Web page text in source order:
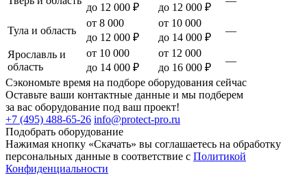
до 12 000 ₽
до 12 000 ₽
Тула и область
от 8 000
до 12 000 ₽
от 10 000
до 14 000 ₽
—
Ярославль и
область
от 10 000
до 14 000 ₽
от 12 000
до 16 000 ₽
—
Сэкономьте время на подборе оборудования сейчас
Оставьте ваши контактные данные и мы подберем
за вас оборудование под ваш проект!
+7 (495) 488-65-26 info@protect-pro.ru
Подобрать оборудование
Нажимая кнопку «Скачать» вы соглашаетесь на обработку
персональных данные в соответствие с Политикой
Конфиденциальности